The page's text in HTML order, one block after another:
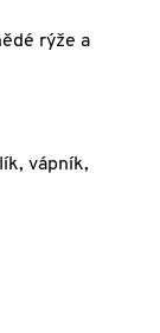
rýže a
vápník,